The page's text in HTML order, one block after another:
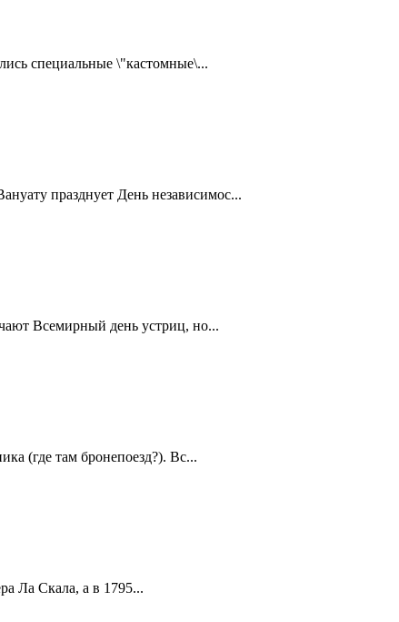
специальные \"кастомные\...
празднует День независимос...
Всемирный день устриц, но...
(где там бронепоезд?). Вс...
Ла Скала, а в 1795...